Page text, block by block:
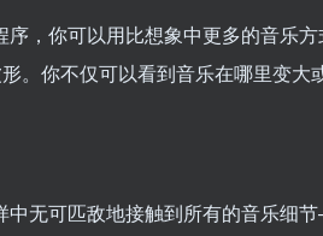
，你可以用比想象中更多的音乐
。你不仅可以看到音乐在哪里变
无可匹敌地接触到所有的音乐细